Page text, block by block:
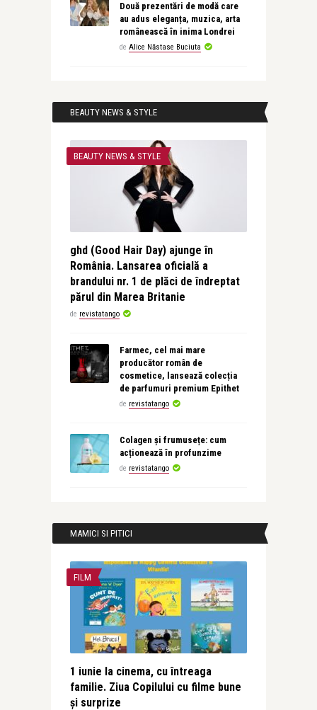
Două prezentări de modă care
au adus eleganța, muzica, arta
românească în inima Londrei
de Alice Năstase Buciuta
BEAUTY NEWS & STYLE
BEAUTY NEWS & STYLE
ghd (Good Hair Day) ajunge în
România. Lansarea oficială a
brandului nr. 1 de plăci de îndreptat
părul din Marea Britanie
de revistatango
Farmec, cel mai mare
producător român de
cosmetice, lansează colecția
de parfumuri premium Epithet
de revistatango
Colagen și frumusețe: cum
acționează în profunzime
de revistatango
MAMICI SI PITICI
FILM
1 iunie la cinema, cu întreaga
familie. Ziua Copilului cu filme bune
și surprize